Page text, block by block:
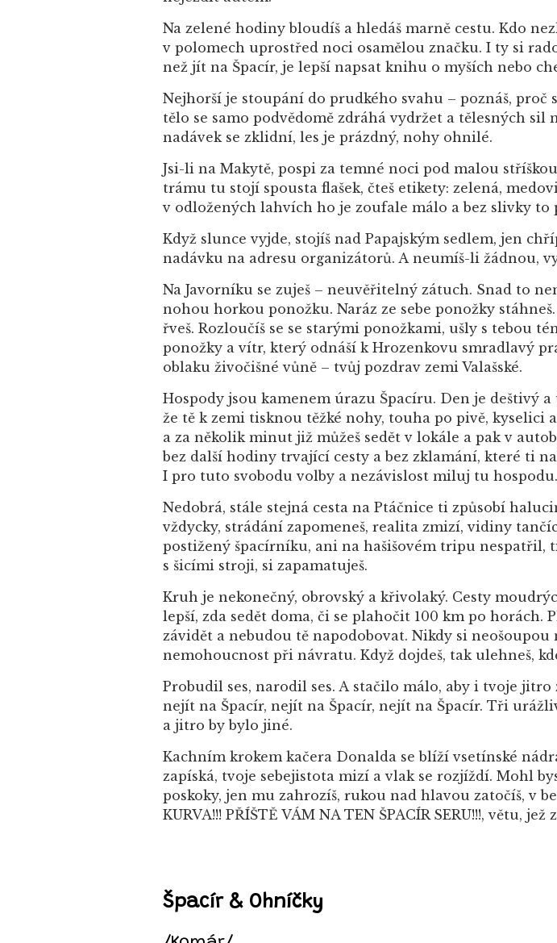
Na zelené hodiny bloudíš a hledáš marně cestu. Kdo
v polomech uprostřed noci osamělou značku. I ty si
než jít na Špacír, je lepší napsat knihu o myších nebo
Nejhorší je stoupání do prudkého svahu – poznáš,
tělo se samo podvědomě zdráhá vydržet a tělesných sil
nadávek se zklidní, les je prázdný, nohy ohnilé.
Jsi-li na Makytě, pospi za temné noci pod malou
trámu tu stojí spousta flašek, čteš etikety: zelená,
v odložených lahvích ho je zoufale málo a bez slivky to
Když slunce vyjde, stojíš nad Papajským sedlem, jen
nadávku na adresu organizátorů. A neumíš-li žádnou,
Na Javorníku se zuješ – neuvěřitelný zátuch. Snad to
nohou horkou ponožku. Naráz ze sebe ponožky
řveš. Rozloučíš se se starými ponožkami, ušly s tebou
ponožky a vítr, který odnáší k Hrozenkovu smradlavý
oblaku živočišné vůně – tvůj pozdrav zemi Valašské.
Hospody jsou kamenem úrazu Špacíru. Den je deštivý
že tě k zemi tisknou těžké nohy, touha po pivě, kyselici
a za několik minut již můžeš sedět v lokále a pak v
bez další hodiny trvající cesty a bez zklamání, které ti
I pro tuto svobodu volby a nezávislost miluj tu hospodu.
Nedobrá, stále stejná cesta na Ptáčnice ti způsobí
vždycky, strádání zapomeneš, realita zmizí, vidiny
postižený špacírníku, ani na hašišovém tripu nespatřil,
s šicími stroji, si zapamatuješ.
Kruh je nekonečný, obrovský a křivolaký. Cesty
lepší, zda sedět doma, či se plahočit 100 km po
závidět a nebudou tě napodobovat. Nikdy si
nemohoucnost při návratu. Když dojdeš, tak ulehneš,
Probudil ses, narodil ses. A stačilo málo, aby i tvoje
nejít na Špacír, nejít na Špacír, nejít na Špacír. Tři
a jitro by bylo jiné.
Kachním krokem kačera Donalda se blíží vsetínské
zapíská, tvoje sebejistota mizí a vlak se rozjíždí. Mohl
poskoky, jen mu zahrozíš, rukou nad hlavou zatočíš, v
KURVA!!! PŘÍŠTĚ VÁM NA TEN ŠPACÍR SERU!!!, větu,
Špacír & Ohníčky